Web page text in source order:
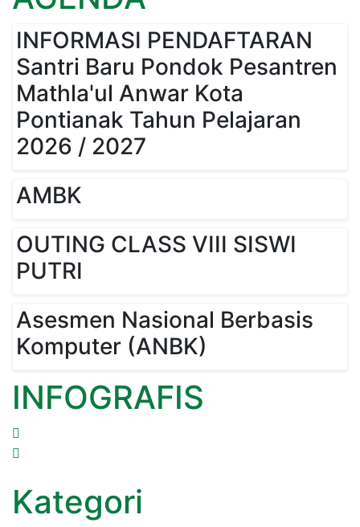
INFORMASI PENDAFTARAN
Santri Baru Pondok Pesantren
Mathla'ul Anwar Kota
Pontianak Tahun Pelajaran
2026 / 2027
AMBK
OUTING CLASS VIII SISWI
PUTRI
Asesmen Nasional Berbasis
Komputer (ANBK)
INFOGRAFIS
Kategori